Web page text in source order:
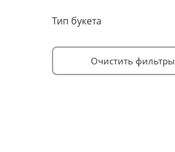
Тип букета
Очистить фильтры